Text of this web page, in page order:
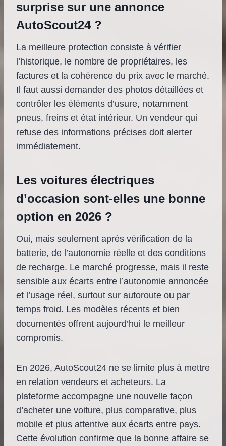
surprise sur une annonce
AutoScout24 ?
La meilleure protection consiste à vérifier
l’historique, le nombre de propriétaires, les
factures et la cohérence du prix avec le marché.
Il faut aussi demander des photos détaillées et
contrôler les éléments d’usure, notamment
pneus, freins et état intérieur. Un vendeur qui
refuse des informations précises doit alerter
immédiatement.
Les voitures électriques
d’occasion sont-elles une bonne
option en 2026 ?
Oui, mais seulement après vérification de la
batterie, de l’autonomie réelle et des conditions
de recharge. Le marché progresse, mais il reste
sensible aux écarts entre l’autonomie annoncée
et l’usage réel, surtout sur autoroute ou par
temps froid. Les modèles récents et bien
documentés offrent aujourd’hui le meilleur
compromis.
En 2026, AutoScout24 ne se limite plus à mettre
en relation vendeurs et acheteurs. La
plateforme accompagne une nouvelle façon
d’acheter une voiture, plus comparative, plus
mobile et plus attentive aux écarts entre pays.
Cette évolution confirme que la bonne affaire se